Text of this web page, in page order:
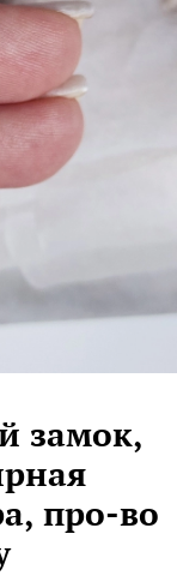
замок,
про-во